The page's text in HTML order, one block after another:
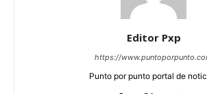
Editor Pxp
https://
Punto por punto portal de